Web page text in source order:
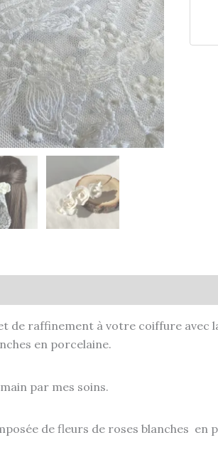
de raffinement à votre coiffure avec
en porcelaine.
par mes soins.
de fleurs de roses blanches en